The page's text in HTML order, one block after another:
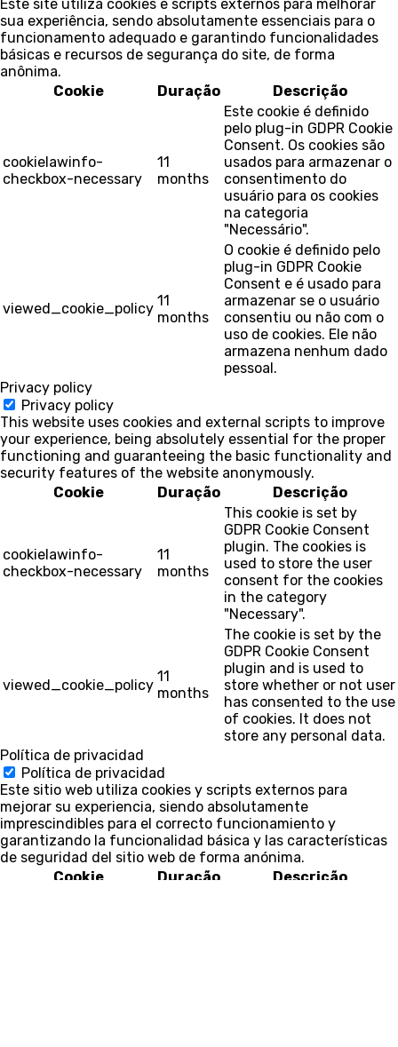
Este site utiliza cookies e scripts externos para melhorar
sua experiência, sendo absolutamente essenciais para o
funcionamento adequado e garantindo funcionalidades
básicas e recursos de segurança do site, de forma
anônima.
Cookie
Duração Descrição
cookielawinfo-
checkbox-necessary
11
months
Este cookie é definido
pelo plug-in GDPR Cookie
Consent. Os cookies são
usados para armazenar o
consentimento do
usuário para os cookies
na categoria
"Necessário".
viewed_cookie_policy 11
months
O cookie é definido pelo
plug-in GDPR Cookie
Consent e é usado para
armazenar se o usuário
consentiu ou não com o
uso de cookies. Ele não
armazena nenhum dado
pessoal.
Privacy policy
Privacy policy
This website uses cookies and external scripts to improve
your experience, being absolutely essential for the proper
functioning and guaranteeing the basic functionality and
security features of the website anonymously.
Cookie
Duração Descrição
cookielawinfo-
checkbox-necessary
11
months
This cookie is set by
GDPR Cookie Consent
plugin. The cookies is
used to store the user
consent for the cookies
in the category
"Necessary".
viewed_cookie_policy
11
months
The cookie is set by the
GDPR Cookie Consent
plugin and is used to
store whether or not user
has consented to the use
of cookies. It does not
store any personal data.
Política de privacidad
Política de privacidad
Este sitio web utiliza cookies y scripts externos para
mejorar su experiencia, siendo absolutamente
imprescindibles para el correcto funcionamiento y
garantizando la funcionalidad básica y las características
de seguridad del sitio web de forma anónima.
Cookie
Duração Descrição